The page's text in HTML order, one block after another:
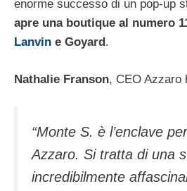
enorme successo di un pop-up
apre una boutique al numero
Lanvin e Goyard .
Nathalie Franson, CEO Azzaro
“Monte S. è l’enclave
Azzaro. Si tratta di una
incredibilmente